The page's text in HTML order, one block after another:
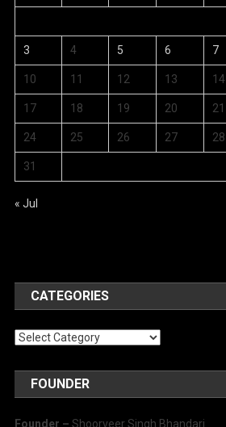
3 4 5 6 7
10 11 12 13 14
17 18 19 20 21
24 25 26 27 28
31
« Jul
CATEGORIES
Categories
FOUNDER
Founder – Shoorveer Singh Bhandari